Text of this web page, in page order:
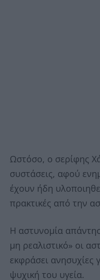
Ωστόσο, ο σερίφης
συστάσεις, αφού
έχουν ήδη
πρακτικές από την
Η αστυνομία
μη ρεαλιστικό» οι
εκφράσει ανησυχίες
ψυχική του υγεία.